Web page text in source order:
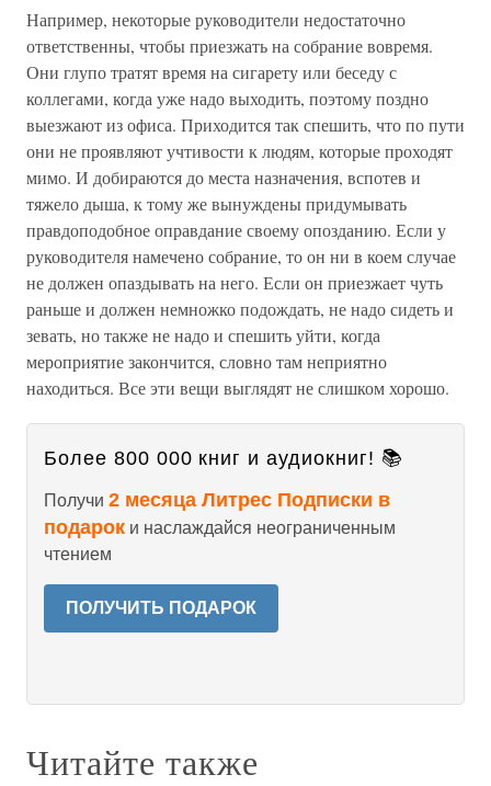
Например, некоторые руководители недостаточно
ответственны, чтобы приезжать на собрание вовремя.
Они глупо тратят время на сигарету или беседу с
коллегами, когда уже надо выходить, поэтому поздно
выезжают из офиса. Приходится так спешить, что по пути
они не проявляют учтивости к людям, которые проходят
мимо. И добираются до места назначения, вспотев и
тяжело дыша, к тому же вынуждены придумывать
правдоподобное оправдание своему опозданию. Если у
руководителя намечено собрание, то он ни в коем случае
не должен опаздывать на него. Если он приезжает чуть
раньше и должен немножко подождать, не надо сидеть и
зевать, но также не надо и спешить уйти, когда
мероприятие закончится, словно там неприятно
находиться. Все эти вещи выглядят не слишком хорошо.
Более 800 000 книг и аудиокниг! 📚
Получи 2 месяца Литрес Подписки в
подарок и наслаждайся неограниченным
чтением
ПОЛУЧИТЬ ПОДАРОК
Читайте также